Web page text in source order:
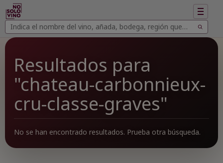
Buscar
vinos
Buscar
Mostrar
Resultados para
"chateau-carbonnieux-
cru-classe-graves"
No se han encontrado resultados. Prueba otra búsqueda.